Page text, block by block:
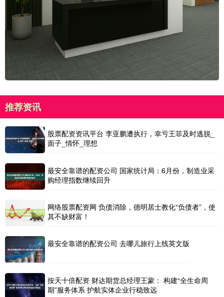
推荐资讯
股票配资资讯平台 李亚鹏遭执行，幸亏王菲及时逃脱_
面子_情怀_理想
最安全靠谱的配资公司 国家统计局：6月份，制造业采
购经理指数继续回升
网络股票配资网 负债消除，德明居士教化“负债者”，使
其不缺财富！
最安全靠谱的配资公司 去哪儿旅行上线英文版
按天十倍配资 财达期货总经理王蒙： 构建“全生命周
期”服务体系 护航实体企业行稳致远